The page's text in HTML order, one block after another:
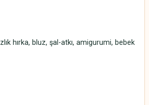
hırka, bluz, şal-atkı, amigurumi, bebek